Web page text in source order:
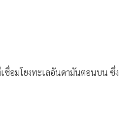
ชื่อมโยงทะเลอันดามันตอนบน ซึ่ง